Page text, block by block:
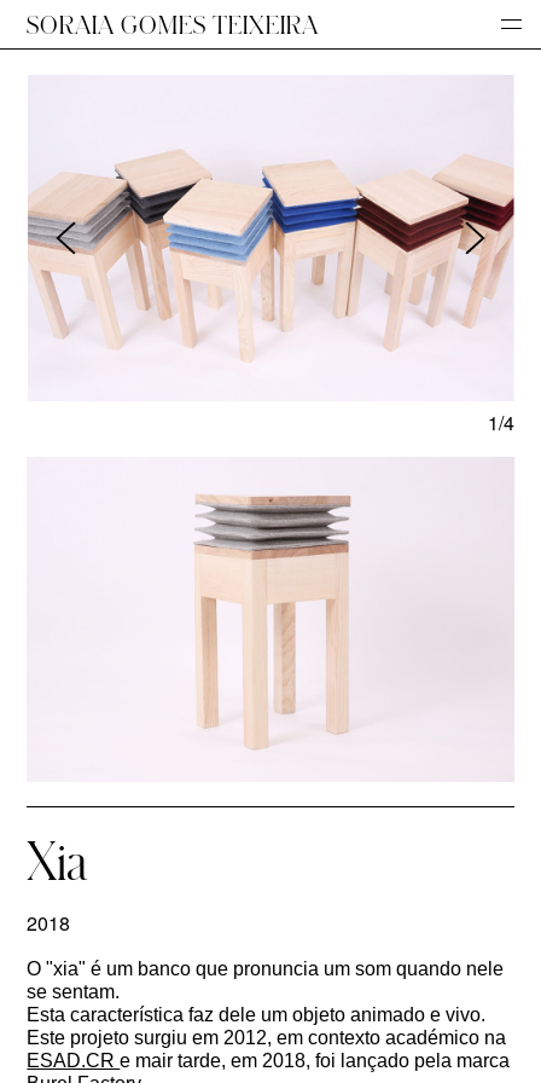
SORAIA GOMES TEIXEIRA
1/4
Xia
2018
O "xia" é um banco que pronuncia um som quando nele
se sentam.
Esta característica faz dele um objeto animado e vivo.
Este projeto surgiu em 2012, em contexto académico na
ESAD.CRe mair tarde, em 2018, foi lançado pela marca